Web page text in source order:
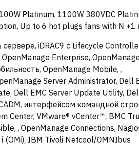
Platinum, 1100W 380VDC
Up to 6 hot plugs fans with N +1
iDRAC9 с Lifecycle
OpenManage Enterprise,
OpenManage Mobile, ,
Server Administrator, Dell
Dell EMC Server Update Utility,
интерфейсом командной
Center, VMware® vCenter™, BMC
, OpenManage Connections,
(OMi), IBM Tivoli Netcool/OMNIbus